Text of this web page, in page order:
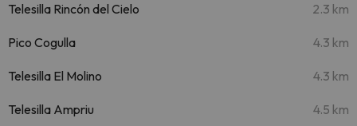
Telesilla Rincón del Cielo 2.3 km
Pico Cogulla 4.3 km
Telesilla El Molino 4.3 km
Telesilla Ampriu 4.5 km